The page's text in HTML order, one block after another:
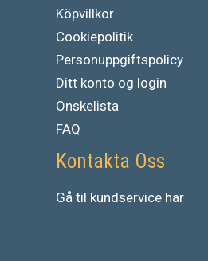
Köpvillkor
Cookiepolitik
Personuppgiftspolicy
Ditt konto og login
Önskelista
FAQ
Kontakta Oss
Gå til kundservice här